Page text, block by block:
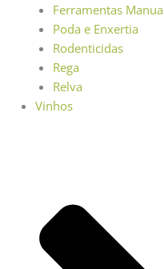
Ferramentas
Poda e Enxertia
Rodenticidas
Rega
Relva
Vinhos